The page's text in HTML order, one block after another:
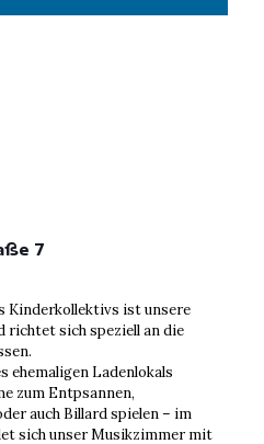
7
Kinderkollektivs ist unsere
richtet sich speziell an die
ehemaligen Ladenlokals
zum Entpsannen,
auch Billard spielen – im
sich unser Musikzimmer mit